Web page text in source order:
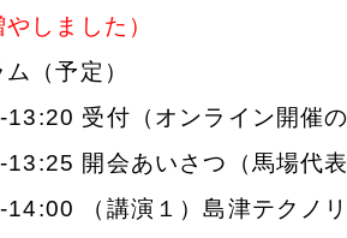
しました）
（予定）
受付（オンライン開催
13:25 開会あいさつ（馬場代
（講演１）島津テクノ